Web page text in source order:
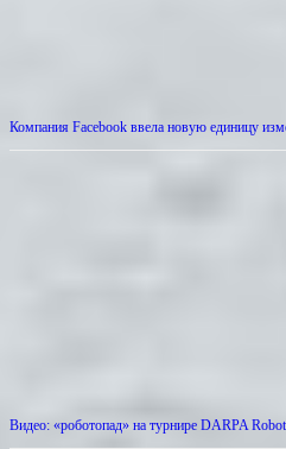
Компания Facebook ввела новую единицу
Видео: «роботопад» на турнире DARPA